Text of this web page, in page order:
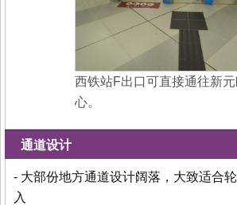
西铁站F出口可直接通往新元
心。
通道设计
- 大部份地方通道设计阔落，大致适合
入